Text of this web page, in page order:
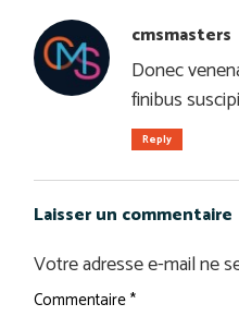
cmsmasters
Donec
finibus
Reply
Laisser un commentaire
Votre adresse e-mail ne
Commentaire*